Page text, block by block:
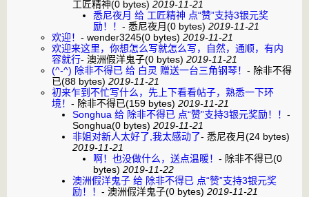
工匠精神(0 bytes) 2019-11-21
悉尼夜月 给 工匠精神 点“赞”支持3银元奖
励！！ - 悉尼夜月(0 bytes) 2019-11-21
欢迎！ - wender3245(0 bytes) 2019-11-21
欢迎来这里，你想怎么写就怎么写，自然，通顺，有内
容就行- 澳洲假洋鬼子(0 bytes) 2019-11-21
(^-^) 除非不得已 给 白灵 赠送一台三角钢琴！ - 除非不得
已(88 bytes) 2019-11-21
初来乍到不忙写什么，先上下看看帖子，熟悉一下环
境！ - 除非不得已(159 bytes) 2019-11-21
Songhua 给 除非不得已 点“赞”支持3银元奖励！！ -
Songhua(0 bytes) 2019-11-21
非姐对新人太好了,我太感动了- 悉尼夜月(24 bytes)
2019-11-21
啊！也没做什么，送点温暖！ - 除非不得已(0
bytes) 2019-11-22
澳洲假洋鬼子 给 除非不得已 点“赞”支持3银元奖
励！！ - 澳洲假洋鬼子(0 bytes) 2019-11-21